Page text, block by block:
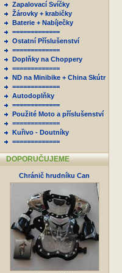
Zapalovací Svíčky
Žárovky + krabičky
Baterie + Nabíječky
=============
Ostatní Příslušenství
=============
Doplňky na Choppery
=============
ND na Minibike + China Skútr
=============
Autodoplňky
=============
Použité Moto a příslušenství
=============
Kuřivo - Doutníky
=============
DOPORUČUJEME
Chránič hrudníku Can